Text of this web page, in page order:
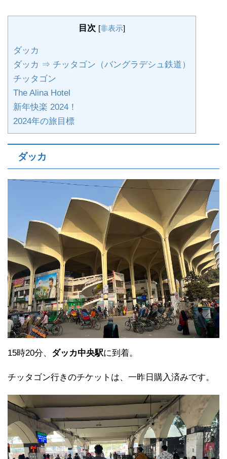
目次 [非表示]
ダッカ
ダッカ ⇒ チッタゴン（バングラデシュ鉄道）
チッタゴン
The Alina Hotel
新年快楽 2024！
2024年の旅目標
ダッカ
15時20分、 ダッカ中央駅に到着。
チッタゴン行きのチケットは、一昨日購入済みです。